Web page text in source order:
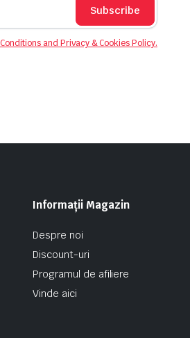
Subscribe
and Privacy & Cookies Policy.
Informații Magazin
Despre noi
Discount-uri
Programul de afiliere
Vinde aici